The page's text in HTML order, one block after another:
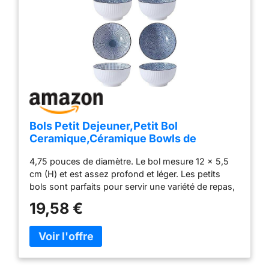
Bols Petit Dejeuner,Petit Bol
Ceramique,Céramique Bowls de
de Bols céréales,pour
Céréales,Soupe,Salade,Snack -12cm de
Diamètre
4,75 pouces de diamètre. Le bol mesure 12 x 5,5
cm (H) et est assez profond et léger. Les petits
bols sont parfaits pour servir une variété de repas,
individuels ainsi que pour la préparation des repas.
Ces petits bols de service sont fabriqués en
céramique durable et glaçure colorée de qualité
alimentaire, ils sont sans plomb et sans cadmium
et sans danger. Ne vous inquiétez pas que des
19,58 €